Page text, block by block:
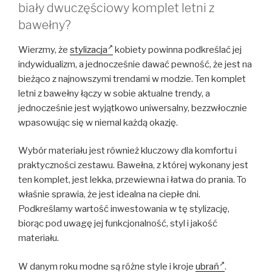
biały dwuczęściowy komplet letni z
bawełny?
Wierzmy, że stylizacja
kobiety powinna podkreślać jej
indywidualizm, a jednocześnie dawać pewność, że jest na
bieżąco z najnowszymi trendami w modzie. Ten komplet
letni z bawełny łączy w sobie aktualne trendy, a
jednocześnie jest wyjątkowo uniwersalny, bezzwłocznie
wpasowując się w niemal każdą okazję.
Wybór materiału jest również kluczowy dla komfortu i
praktyczności zestawu. Bawełna, z której wykonany jest
ten komplet, jest lekka, przewiewna i łatwa do prania. To
właśnie sprawia, że jest idealna na ciepłe dni.
Podkreślamy wartość inwestowania w tę stylizację,
biorąc pod uwagę jej funkcjonalność, styl i jakość
materiału.
W danym roku modne są różne style i kroje ubrań .